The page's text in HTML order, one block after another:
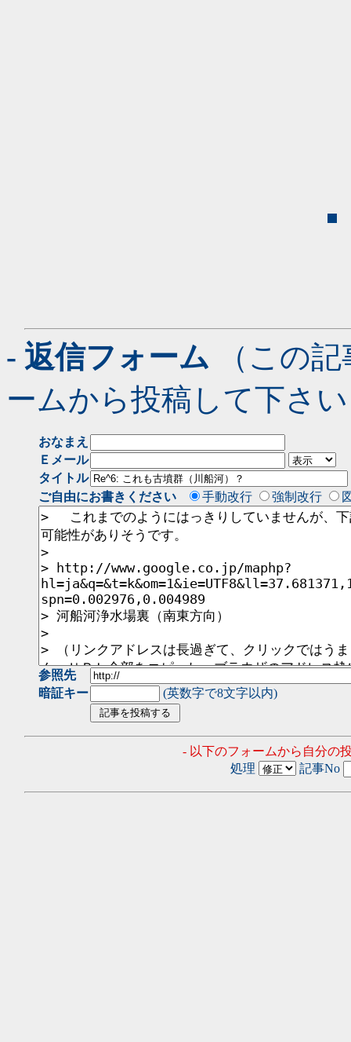
- 返信フォーム （この
ームから投稿して下さ
おなまえ
Ｅメール
タイトル
ご自由にお書きください
手動改行 強制改行
参照先
暗証キー
(英数字で8文字以内)
- 以下のフォームから自分の
処理
記事No